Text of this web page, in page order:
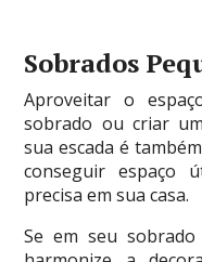
Sobrados
Aproveitar o
sobrado ou criar
sua escada é
conseguir espaço
precisa em sua casa.
Se em seu